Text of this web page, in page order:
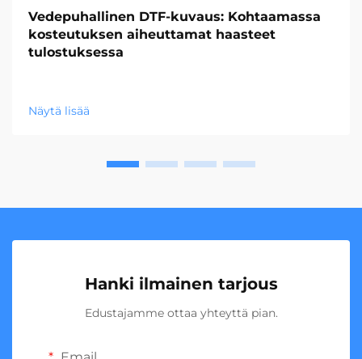
Vedepuhallinen DTF-kuvaus: Kohtaamassa
kosteutuksen aiheuttamat haasteet
tulostuksessa
Näytä lisää
Hanki ilmainen tarjous
Edustajamme ottaa yhteyttä pian.